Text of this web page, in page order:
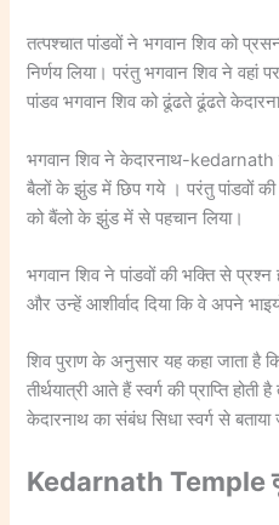
तत्पश्चात पांडवों ने भगवान शिव को
निर्णय लिया। परंतु भगवान शिव ने वहां
पांडव भगवान शिव को ढूंढते ढूंढते
भगवान शिव ने केदारनाथ-
बैलों के झुंड में छिप गये । परंतु पांडवों
को बैंलो के झुंड में से पहचान लिया।
भगवान शिव ने पांडवों की भक्ति से प्रश्न
और उन्हें आशीर्वाद दिया कि वे अपने
शिव पुराण के अनुसार यह कहा जाता
तीर्थयात्री आते हैं स्वर्ग की प्राप्ति
केदारनाथ का संबंध सिधा स्वर्ग से बताया
Kedarnath Temple